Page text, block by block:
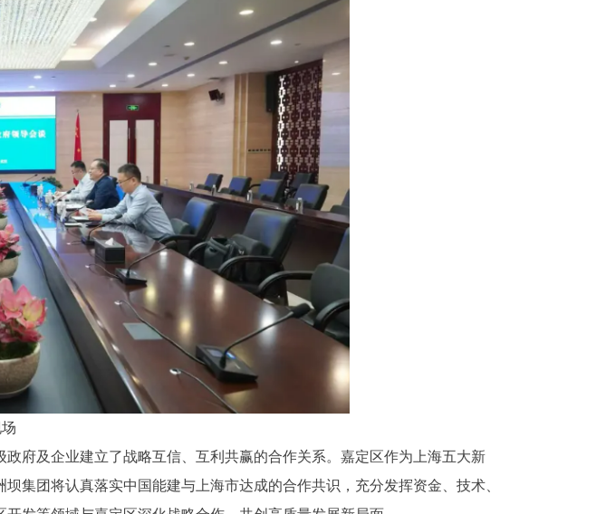
府及企业建立了战略互信、互利共赢的合作关系。嘉定区作为上海五大新
集团将认真落实中国能建与上海市达成的合作共识，充分发挥资金、技术、